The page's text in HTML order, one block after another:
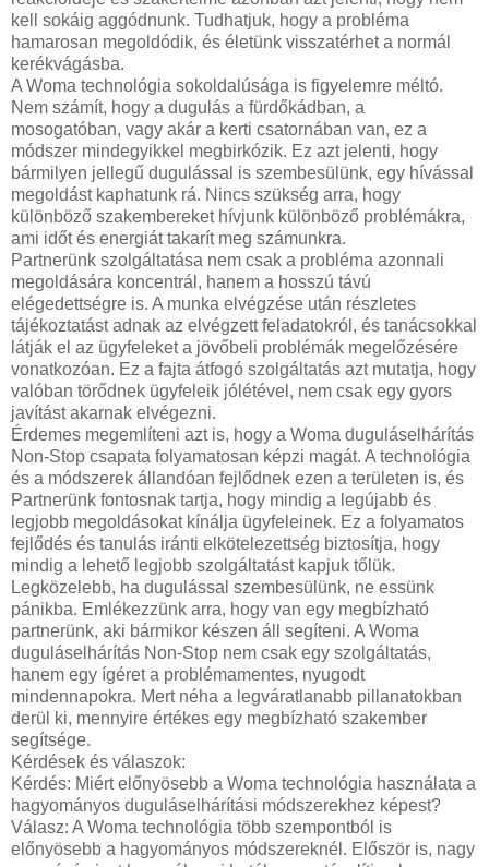
kell sokáig aggódnunk. Tudhatjuk, hogy a probléma
hamarosan megoldódik, és életünk visszatérhet a normál
kerékvágásba.
A Woma technológia sokoldalúsága is figyelemre méltó.
Nem számít, hogy a dugulás a fürdőkádban, a
mosogatóban, vagy akár a kerti csatornában van, ez a
módszer mindegyikkel megbirkózik. Ez azt jelenti, hogy
bármilyen jellegű dugulással is szembesülünk, egy hívással
megoldást kaphatunk rá. Nincs szükség arra, hogy
különböző szakembereket hívjunk különböző problémákra,
ami időt és energiát takarít meg számunkra.
Partnerünk szolgáltatása nem csak a probléma azonnali
megoldására koncentrál, hanem a hosszú távú
elégedettségre is. A munka elvégzése után részletes
tájékoztatást adnak az elvégzett feladatokról, és tanácsokkal
látják el az ügyfeleket a jövőbeli problémák megelőzésére
vonatkozóan. Ez a fajta átfogó szolgáltatás azt mutatja, hogy
valóban törődnek ügyfeleik jólétével, nem csak egy gyors
javítást akarnak elvégezni.
Érdemes megemlíteni azt is, hogy a Woma duguláselhárítás
Non-Stop csapata folyamatosan képzi magát. A technológia
és a módszerek állandóan fejlődnek ezen a területen is, és
Partnerünk fontosnak tartja, hogy mindig a legújabb és
legjobb megoldásokat kínálja ügyfeleinek. Ez a folyamatos
fejlődés és tanulás iránti elkötelezettség biztosítja, hogy
mindig a lehető legjobb szolgáltatást kapjuk tőlük.
Legközelebb, ha dugulással szembesülünk, ne essünk
pánikba. Emlékezzünk arra, hogy van egy megbízható
partnerünk, aki bármikor készen áll segíteni. A Woma
duguláselhárítás Non-Stop nem csak egy szolgáltatás,
hanem egy ígéret a problémamentes, nyugodt
mindennapokra. Mert néha a legváratlanabb pillanatokban
derül ki, mennyire értékes egy megbízható szakember
segítsége.
Kérdések és válaszok:
Kérdés: Miért előnyösebb a Woma technológia használata a
hagyományos duguláselhárítási módszerekhez képest?
Válasz: A Woma technológia több szempontból is
előnyösebb a hagyományos módszereknél. Először is, nagy